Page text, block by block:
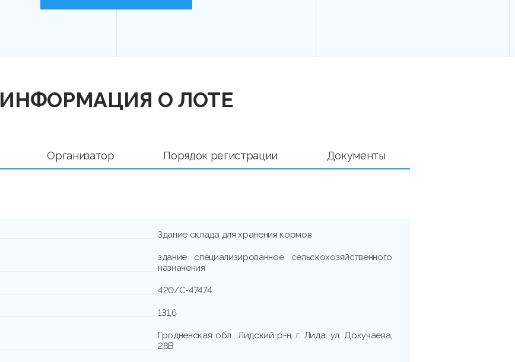
ИНФОРМАЦИЯ О ЛОТЕ
Организатор Порядок регистрации Документы
Здание склада для хранения кормов
здание специализированное сельскохозяйственного
назначения
420/C-47474
131,6
Гродненская обл., Лидский р-н, г. Лида, ул. Докучаева,
28В